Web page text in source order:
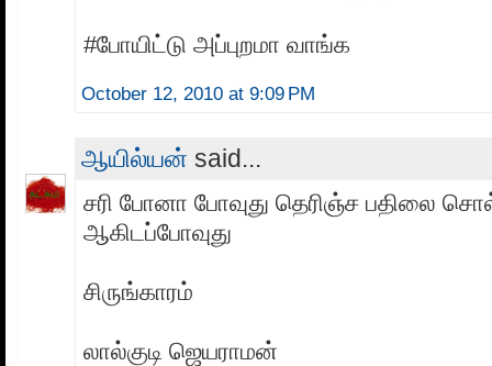
#போயிட்டு அப்புறமா வாங்க
October 12, 2010 at 9:09 PM
ஆயில்யன் said...
சரி போனா போவுது தெரிஞ்ச பதிலை
ஆகிடப்போவுது
சிருங்காரம்
லால்குடி ஜெயராமன்